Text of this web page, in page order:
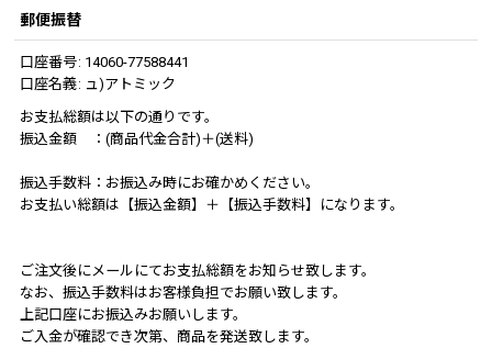
郵便振替
口座番号: 14060-77588441
口座名義: ュ)アトミック
お支払総額は以下の通りです。
振込金額 ：(商品代金合計)＋(送料)
振込手数料：お振込み時にお確かめください。
お支払い総額は【振込金額】＋【振込手数料】になります。
ご注文後にメールにてお支払総額をお知らせ致します。
なお、振込手数料はお客様負担でお願い致します。
上記口座にお振込みお願いします。
ご入金が確認でき次第、商品を発送致します。